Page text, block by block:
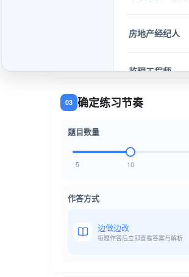
房地产经纪人
监理工程师
注册二级计量师
03 确定练习节奏
题目数量
5 10
作答方式
边做边改
每题作答后立即查看答案与解析